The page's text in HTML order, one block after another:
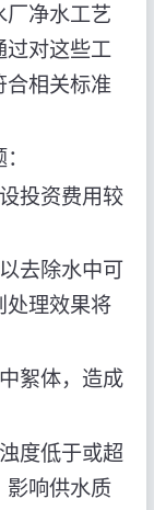
厂净水工艺
过对这些工
合相关标准
投资费用较
去除水中可
处理效果将
絮体，造成
度低于或超
影响供水质